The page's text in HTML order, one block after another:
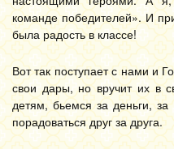
команде победителей». И
была радость в классе!
Вот так поступает с нами и
свои дары, но вручит их в
детям, бьемся за деньги,
порадоваться друг за друга.